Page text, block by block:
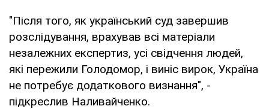
"Після того, як український суд завершив
розслідування, врахував всі матеріали
незалежних експертиз, усі свідчення людей,
які пережили Голодомор, і виніс вирок, Україна
не потребує додаткового визнання", -
підкреслив Наливайченко.